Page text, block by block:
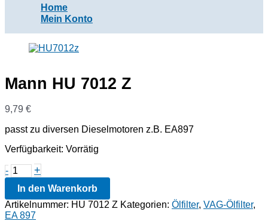
Home
Mein Konto
Mann HU 7012 Z
9,79 €
passt zu diversen Dieselmotoren z.B. EA897
Verfügbarkeit: Vorrätig
- Mann
HU
7012
Z
Menge
+
In den Warenkorb
Artikelnummer: HU 7012 Z Kategorien: Ölfilter, VAG-Ölfilter,
EA 897